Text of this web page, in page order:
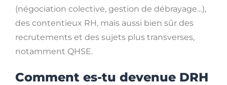
(négociation colective, gestion de débrayage…),
des contentieux RH, mais aussi bien sûr des
recrutements et des sujets plus transverses,
notamment QHSE.
Comment es-tu devenue DRH